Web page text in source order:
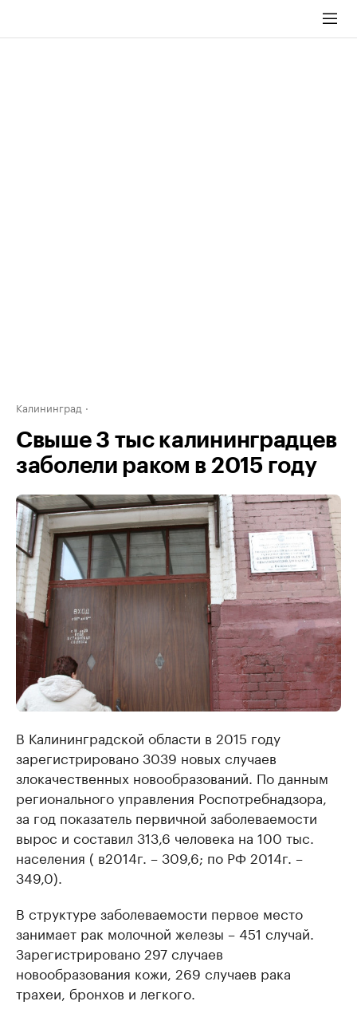
Калининград
Свыше 3 тыс калининградцев
заболели раком в 2015 году
В Калининградской области в 2015 году
зарегистрировано 3039 новых случаев
злокачественных новообразований. По данным
регионального управления Роспотребнадзора,
за год показатель первичной заболеваемости
вырос и составил 313,6 человека на 100 тыс.
населения ( в2014г. – 309,6; по РФ 2014г. –
349,0).
В структуре заболеваемости первое место
занимает рак молочной железы – 451 случай.
Зарегистрировано 297 случаев
новообразования кожи, 269 случаев рака
трахеи, бронхов и легкого.